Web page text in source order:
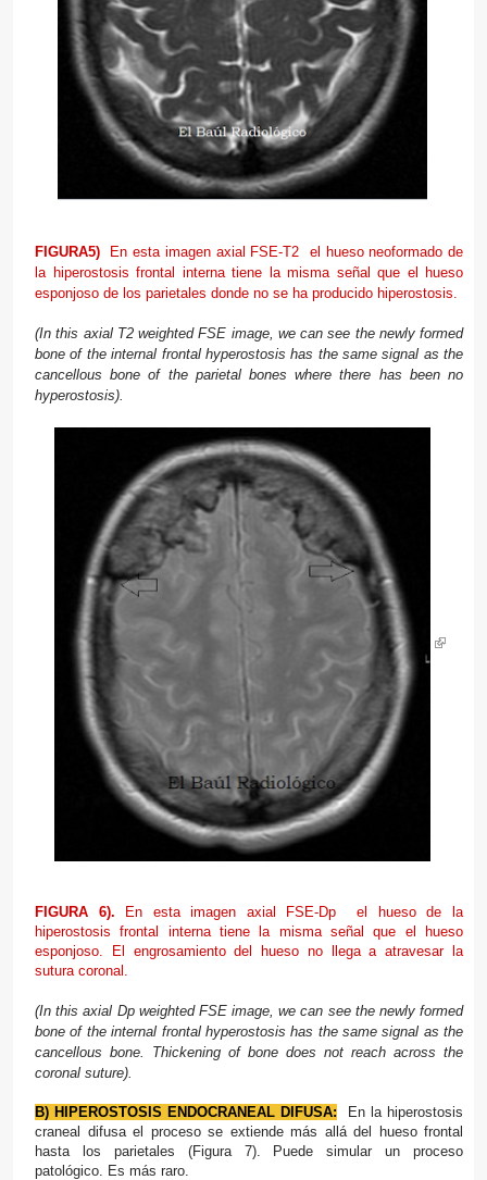
FIGURA5) En esta imagen axial FSE-T2 el hueso neoformado de
la hiperostosis frontal interna tiene la misma señal que el hueso
esponjoso de los parietales donde no se ha producido hiperostosis.
(In this axial T2 weighted FSE image, we can see the newly formed
bone of the internal frontal hyperostosis has the same signal as the
cancellous bone of the parietal bones where there has been no
hyperostosis)
FIGURA 6). En esta imagen axial FSE-Dp el hueso de la
hiperostosis frontal interna tiene la misma señal que el hueso
esponjoso. El engrosamiento del hueso no llega a atravesar la
sutura coronal.
(In this axial Dp weighted FSE image , we can see the newly formed
bone of the internal frontal hyperostosis has the same signal as the
cancellous bone.
Thickening of bone does not reach across the
coronal suture).
B) HIPEROSTOSIS ENDOCRANEAL DIFUSA: En la hiperostosis
craneal difusa el proceso se extiende más allá del hueso frontal
hasta los parietales (Figura 7). Puede simular un proceso
patológico. Es más raro.